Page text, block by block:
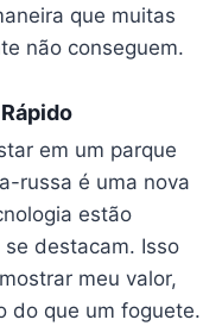
que muitas
não conseguem.
em um parque
russa é uma nova
estão
destacam. Isso
meu valor,
do que um foguete.